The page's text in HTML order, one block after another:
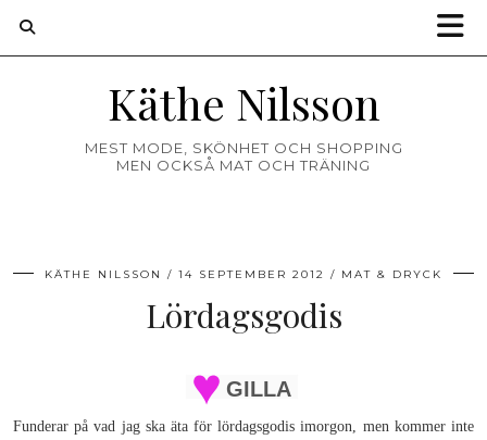
Käthe Nilsson
MEST MODE, SKÖNHET OCH SHOPPING
MEN OCKSÅ MAT OCH TRÄNING
KÄTHE NILSSON 14 SEPTEMBER 2012 MAT & DRYCK
Lördagsgodis
GILLA
Funderar på vad jag ska äta för lördagsgodis imorgon, men kommer inte